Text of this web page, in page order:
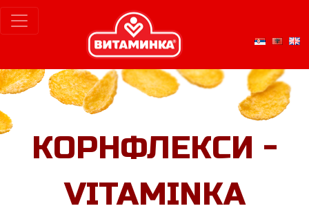
КОРНФЛЕКСИ -
VITAMINKA